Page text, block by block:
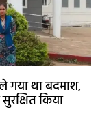
गया था बदमाश,
किया